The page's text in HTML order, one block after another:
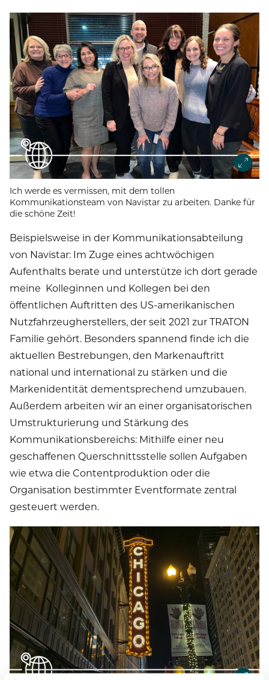
Ich werde es vermissen, mit dem tollen
Kommunikationsteam von Navistar zu arbeiten. Danke für
die schöne Zeit!
Beispielsweise in der Kommunikationsabteilung
von Navistar: Im Zuge eines achtwöchigen
Aufenthalts berate und unterstütze ich dort gerade
meine Kolleginnen und Kollegen bei den
öffentlichen Auftritten des US-amerikanischen
Nutzfahrzeugherstellers, der seit 2021 zur TRATON
Familie gehört. Besonders spannend finde ich die
aktuellen Bestrebungen, den Markenauftritt
national und international zu stärken und die
Markenidentität dementsprechend umzubauen.
Außerdem arbeiten wir an einer organisatorischen
Umstrukturierung und Stärkung des
Kommunikationsbereichs: Mithilfe einer neu
geschaffenen Querschnittsstelle sollen Aufgaben
wie etwa die Contentproduktion oder die
Organisation bestimmter Eventformate zentral
gesteuert werden.